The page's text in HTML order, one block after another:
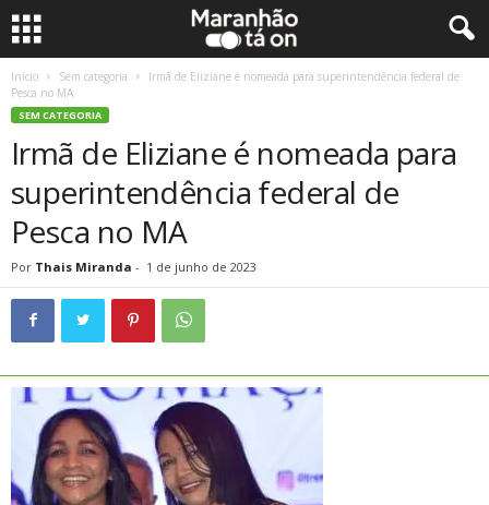
Início Sem categoria
Irmã de Eliziane é nomeada para superintendência federal de
Pesca no MA
SEM CATEGORIA
Irmã de Eliziane é nomeada para
superintendência federal de
Pesca no MA
Por Thais Miranda - 1 de junho de 2023